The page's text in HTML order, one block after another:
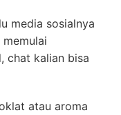
media sosialnya
chat kalian bisa
atau aroma